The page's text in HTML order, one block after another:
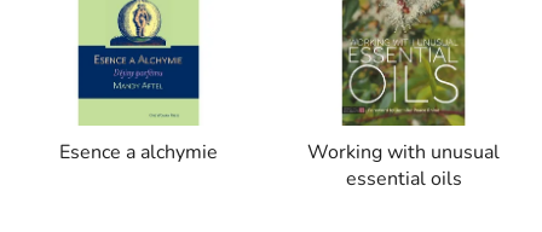
Esence a alchymie
Working with unusual
essential oils